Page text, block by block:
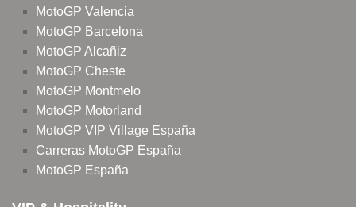
MotoGP Valencia
MotoGP Barcelona
MotoGP Alcañiz
MotoGP Cheste
MotoGP Montmelo
MotoGP Motorland
MotoGP VIP Village España
Carreras MotoGP España
MotoGP España